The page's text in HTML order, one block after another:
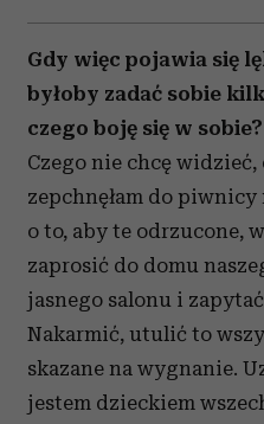
Gdy więc pojawia się
byłoby zadać sobie
czego boję się w sobie?
Czego nie chcę
zepchnęłam do
o to, aby te odrzucone,
zaprosić do domu
jasnego salonu i
Nakarmić, utulić to
skazane na wygnanie.
jestem dzieckiem